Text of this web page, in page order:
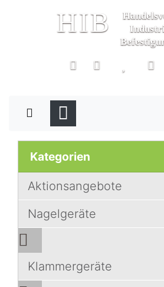
HIB
Kategorien
Aktionsangebote
Nagelgeräte
Klammergeräte